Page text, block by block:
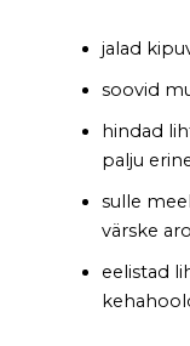
jalad
soovid
hindad
palju
sulle
värske
eelistad